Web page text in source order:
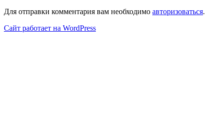
Для отправки комментария вам необходимо авторизоваться.
Сайт работает на WordPress